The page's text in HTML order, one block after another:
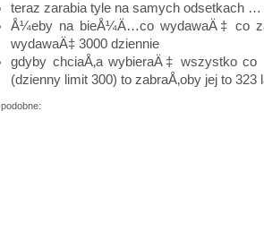
teraz zarabia tyle na samych odsetkach
Å¼eby na bieÅ¼Ä…co wydawaÄ‡ co
wydawaÄ‡ 3000 dziennie
gdyby chciaÅ‚a wybieraÄ‡ wszystko
(dzienny limit 300) to zabraÅ‚oby jej to 323
podobne: